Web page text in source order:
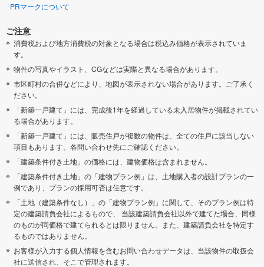
PRマークについて
ご注意
消費税および地方消費税の対象となる場合は税込み価格が表示されていま
す。
物件の写真やイラスト、CGなどは実際と異なる場合があります。
市区町村の合併などにより、地図が表示されない場合があります。ご了承く
ださい。
「新築一戸建て」には、完成後1年を経過している未入居物件が掲載されてい
る場合があります。
「新築一戸建て」には、販売住戸が複数の物件は、全ての住戸に該当しない
項目もあります。各問い合わせ先にご確認ください。
「建築条件付き土地」の価格には、建物価格は含まれません。
「建築条件付き土地」の「建物プラン例」は、土地購入者の設計プランの一
例であり、プランの採用可否は任意です。
「土地（建築条件なし）」の「建物プラン例」に関して、そのプラン例は特
定の建築請負会社によるもので、 当該建築請負会社以外で建てた場合、同様
のものが同価格で建てられるとは限りません。また、建築請負会社を特定す
るものではありません。
お客様が入力する個人情報を含むお問い合わせデータは、当該物件の取扱会
社に送信され、そこで管理されます。